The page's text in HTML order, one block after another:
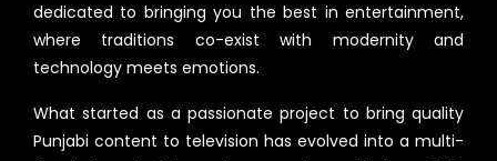
dedicated to bringing you the best in entertainment,
where traditions co-exist with modernity and
technology meets emotions.
What started as a passionate project to bring quality
Punjabi content to television has evolved into a multi-